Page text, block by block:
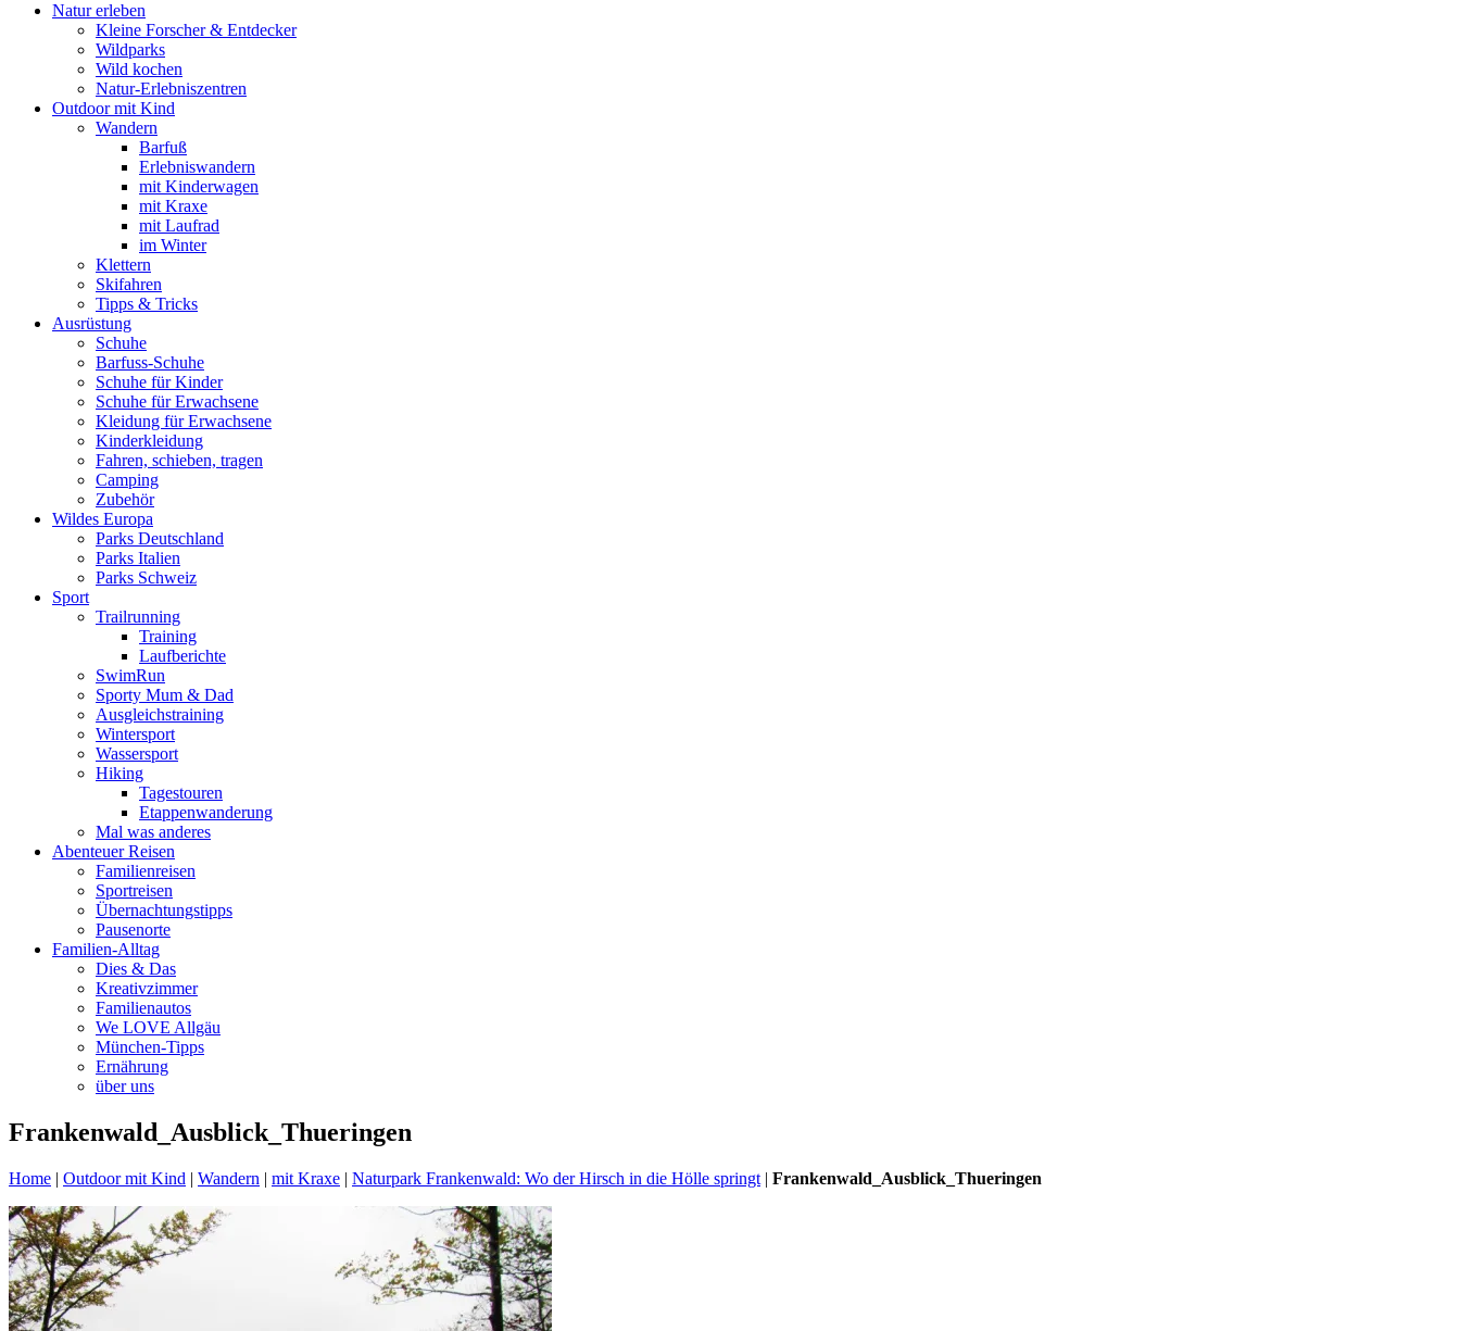
Natur erleben
Kleine Forscher & Entdecker
Wildparks
Wild kochen
Natur-Erlebniszentren
Outdoor mit Kind
Wandern
Barfuß
Erlebniswandern
mit Kinderwagen
mit Kraxe
mit Laufrad
im Winter
Klettern
Skifahren
Tipps & Tricks
Ausrüstung
Schuhe
Barfuss-Schuhe
Schuhe für Kinder
Schuhe für Erwachsene
Kleidung für Erwachsene
Kinderkleidung
Fahren, schieben, tragen
Camping
Zubehör
Wildes Europa
Parks Deutschland
Parks Italien
Parks Schweiz
Sport
Trailrunning
Training
Laufberichte
SwimRun
Sporty Mum & Dad
Ausgleichstraining
Wintersport
Wassersport
Hiking
Tagestouren
Etappenwanderung
Mal was anderes
Abenteuer Reisen
Familienreisen
Sportreisen
Übernachtungstipps
Pausenorte
Familien-Alltag
Dies & Das
Kreativzimmer
Familienautos
We LOVE Allgäu
München-Tipps
Ernährung
über uns
Frankenwald_Ausblick_Thueringen
Home | Outdoor mit Kind | Wandern | mit Kraxe | Naturpark Frankenwald: Wo der Hirsch in die Hölle springt | Frankenwald_Ausblick_Thueringen